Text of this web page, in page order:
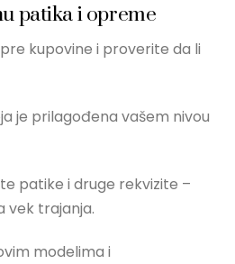
patika i opreme
kupovine i proverite da li
je prilagođena vašem nivou
patike i druge rekvizite –
vek trajanja.
modelima i